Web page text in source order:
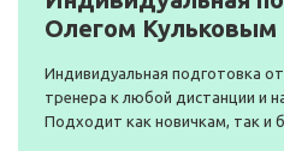
Олегом Кульковым
Индивидуальная подготовка
тренера к любой дистанции и
Подходит как новичкам, так и